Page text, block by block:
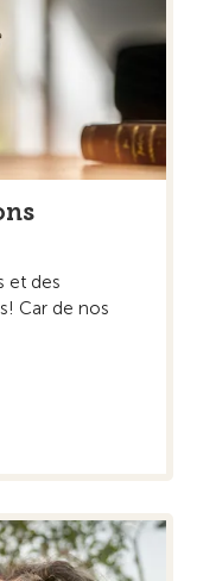
et des
Car de nos